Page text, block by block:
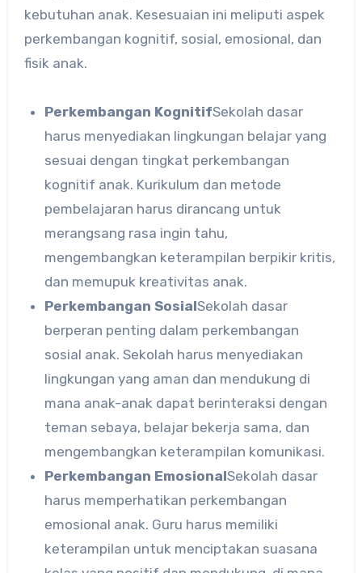
kebutuhan anak. Kesesuaian ini meliputi aspek
perkembangan kognitif, sosial, emosional, dan
fisik anak.
Perkembangan KognitifSekolah dasar
harus menyediakan lingkungan belajar yang
sesuai dengan tingkat perkembangan
kognitif anak. Kurikulum dan metode
pembelajaran harus dirancang untuk
merangsang rasa ingin tahu,
mengembangkan keterampilan berpikir kritis,
dan memupuk kreativitas anak.
Perkembangan SosialSekolah dasar
berperan penting dalam perkembangan
sosial anak. Sekolah harus menyediakan
lingkungan yang aman dan mendukung di
mana anak-anak dapat berinteraksi dengan
teman sebaya, belajar bekerja sama, dan
mengembangkan keterampilan komunikasi.
Perkembangan EmosionalSekolah dasar
harus memperhatikan perkembangan
emosional anak. Guru harus memiliki
keterampilan untuk menciptakan suasana